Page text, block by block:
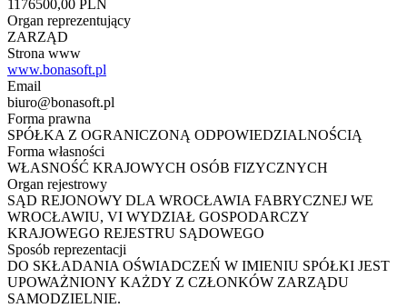
1176500,00 PLN
Organ reprezentujący
ZARZĄD
Strona www
www.bonasoft.pl
Email
biuro@bonasoft.pl
Forma prawna
SPÓŁKA Z OGRANICZONĄ ODPOWIEDZIALNOŚCIĄ
Forma własności
WŁASNOŚĆ KRAJOWYCH OSÓB FIZYCZNYCH
Organ rejestrowy
SĄD REJONOWY DLA WROCŁAWIA FABRYCZNEJ WE
WROCŁAWIU, VI WYDZIAŁ GOSPODARCZY
KRAJOWEGO REJESTRU SĄDOWEGO
Sposób reprezentacji
DO SKŁADANIA OŚWIADCZEŃ W IMIENIU SPÓŁKI JEST
UPOWAŻNIONY KAŻDY Z CZŁONKÓW ZARZĄDU
SAMODZIELNIE.